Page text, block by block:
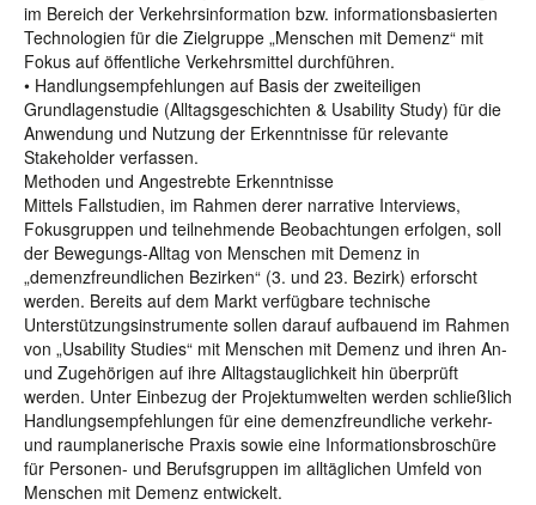
im Bereich der Verkehrsinformation bzw. informationsbasierten
Technologien für die Zielgruppe „Menschen mit Demenz“ mit
Fokus auf öffentliche Verkehrsmittel durchführen.
• Handlungsempfehlungen auf Basis der zweiteiligen
Grundlagenstudie (Alltagsgeschichten & Usability Study) für die
Anwendung und Nutzung der Erkenntnisse für relevante
Stakeholder verfassen.
Methoden und Angestrebte Erkenntnisse
Mittels Fallstudien, im Rahmen derer narrative Interviews,
Fokusgruppen und teilnehmende Beobachtungen erfolgen, soll
der Bewegungs-Alltag von Menschen mit Demenz in
„demenzfreundlichen Bezirken“ (3. und 23. Bezirk) erforscht
werden. Bereits auf dem Markt verfügbare technische
Unterstützungsinstrumente sollen darauf aufbauend im Rahmen
von „Usability Studies“ mit Menschen mit Demenz und ihren An-
und Zugehörigen auf ihre Alltagstauglichkeit hin überprüft
werden. Unter Einbezug der Projektumwelten werden schließlich
Handlungsempfehlungen für eine demenzfreundliche verkehr-
und raumplanerische Praxis sowie eine Informationsbroschüre
für Personen- und Berufsgruppen im alltäglichen Umfeld von
Menschen mit Demenz entwickelt.